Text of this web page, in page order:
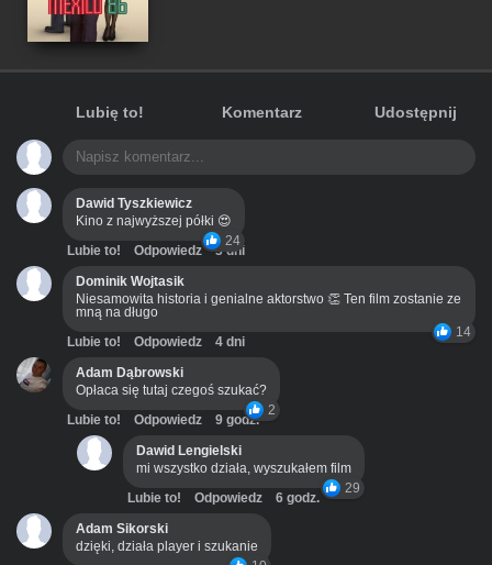
Lubię to! Komentarz Udostępnij
Dawid Tyszkiewicz
Kino z najwyższej półki 😍
24
Lubie to! Odpowiedz
3 dni
Dominik Wojtasik
Niesamowita historia i genialne aktorstwo 👏 Ten film zostanie ze
mną na długo
14
Lubie to! Odpowiedz
4 dni
Adam Dąbrowski
Opłaca się tutaj czegoś szukać?
2
Lubie to! Odpowiedz
9 godz.
Dawid Lengielski
mi wszystko działa, wyszukałem film
29
Lubie to! Odpowiedz
6 godz.
Adam Sikorski
dzięki, działa player i szukanie